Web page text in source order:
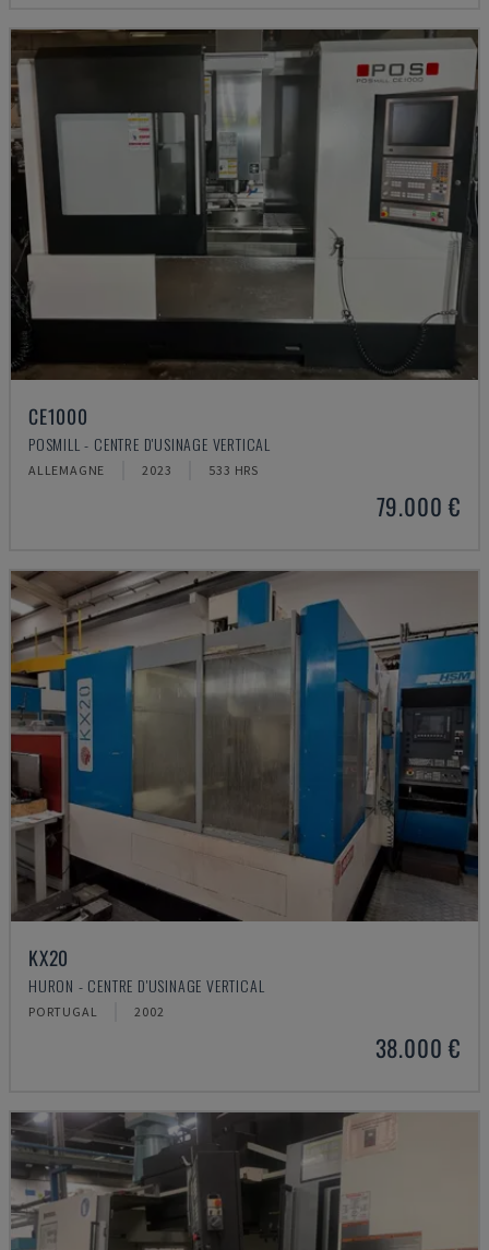
CE1000
POSMILL - CENTRE D'USINAGE VERTICAL
ALLEMAGNE 2023 533 HRS
79.000 €
KX20
HURON - CENTRE D'USINAGE VERTICAL
PORTUGAL 2002
38.000 €